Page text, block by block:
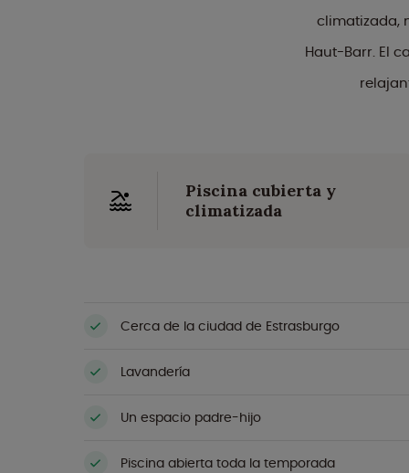
climatizada,
Haut-Barr. El
Piscina cubierta y
climatizada
Cerca de la ciudad de Estrasburgo
Lavandería
Un espacio padre-hijo
Piscina abierta toda la temporada